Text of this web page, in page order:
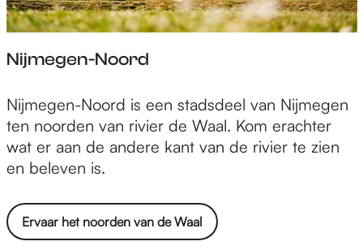
g
e
Nijmegen-Noord
N
i
j
m
g
e
Nijmegen-Noord is een stadsdeel van Nijmegen
ten noorden van rivier de Waal. Kom erachter
wat er aan de andere kant van de rivier te zien
en beleven is.
Ervaar het noorden van de Waal